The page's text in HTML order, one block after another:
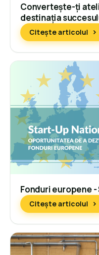
Convertește-ți
destinația
Citește articolul
Fonduri europene
Citește articolul